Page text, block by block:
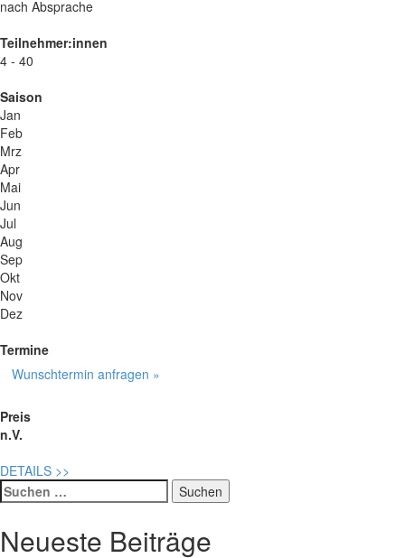
nach Absprache
Teilnehmer:innen
4 - 40
Saison
Jan
Feb
Mrz
Apr
Mai
Jun
Jul
Aug
Sep
Okt
Nov
Dez
Termine
Wunschtermin anfragen »
Preis
n.V.
DETAILS >>
Suche
nach:
Neueste Beiträge